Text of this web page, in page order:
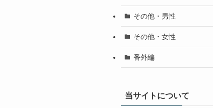
その他・男性
その他・女性
番外編
当サイトについて